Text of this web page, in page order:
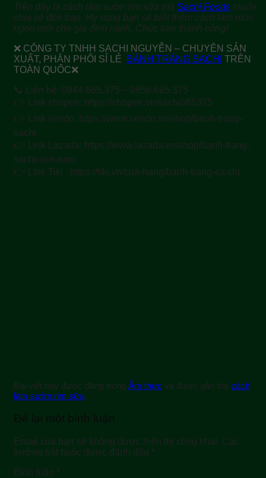
Trên đây là cách làm sườn rim sữa mà Sachi Foods muốn
chia sẻ đến bạn. Hy vọng bạn sẽ biết thêm cách làm món
ngon mới cho gia đình mình. Chúc bạn thành công!
❌ CÔNG TY TNHH SACHI NGUYỄN – CHUYÊN SẢN
XUẤT, PHÂN PHỐI SỈ LẺ
BÁNH TRÁNG SACHI
TRÊN
TOÀN QUỐC❌
📞 Liên hệ: 0944.665.375 – 0856.665.375
👉 Link shopee: https://shopee.vn/sachi665375
👉 Link sendo: https://www.sendo.vn/shop/banh-trang-
sachi
👉 Link Lazada: https://www.lazada.vn/shop/banh-trang-
sachi-viet-nam
👉 Link Tiki : https://tiki.vn/cua-hang/banh-trang-sa chi
Bài viết này được đăng trong Ẩm thực và được gắn thẻ cách
làm sườn rim sữa.
Để lại một bình luận
Email của bạn sẽ không được hiển thị công khai. Các
trường bắt buộc được đánh dấu *
Bình luận *